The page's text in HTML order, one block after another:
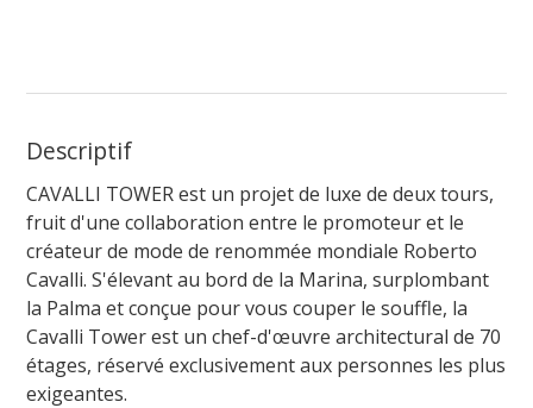
Descriptif
CAVALLI TOWER est un projet de luxe de deux tours,
fruit d'une collaboration entre le promoteur et le
créateur de mode de renommée mondiale Roberto
Cavalli. S'élevant au bord de la Marina, surplombant
la Palma et conçue pour vous couper le souffle, la
Cavalli Tower est un chef-d'œuvre architectural de 70
étages, réservé exclusivement aux personnes les plus
exigeantes.